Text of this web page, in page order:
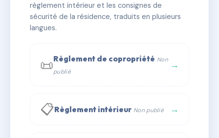
✓ Immatriculée 🏠 34 lots 🏗 1 bâtiment(s)
📞 Contacter Syndic Digital 💬 WhatsApp
✉ Email
règlement intérieur et les consignes de
sécurité de la résidence, traduits en plusieurs
langues.
📜Règlement de copropriété Non
publié
→
📋Règlement intérieur Non publié →